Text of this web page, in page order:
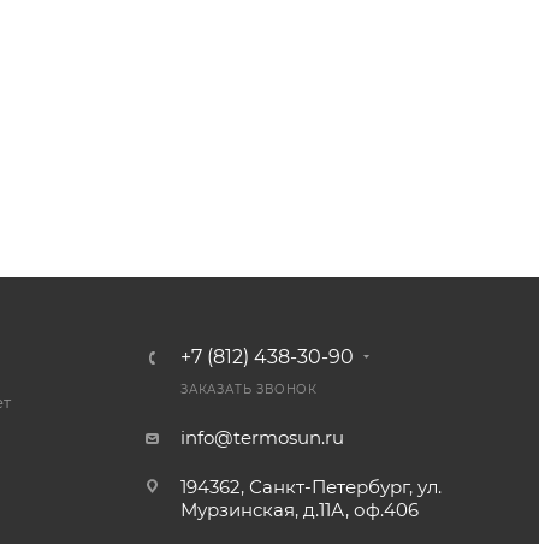
+7 (812) 438-30-90
ЗАКАЗАТЬ ЗВОНОК
info@termosun.ru
194362, Санкт-Петербург, ул.
Мурзинская, д.11А, оф.406